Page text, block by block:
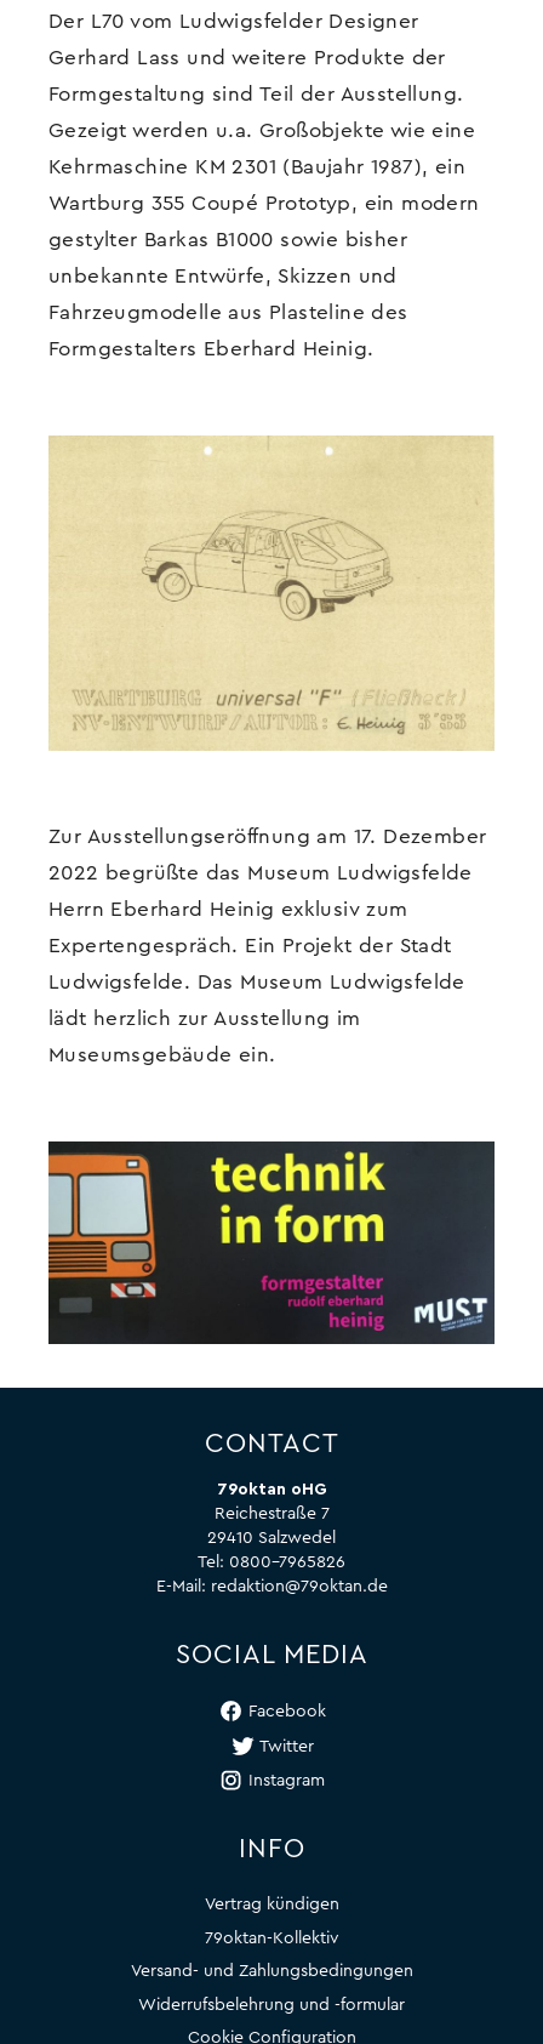
Der L70 vom Ludwigsfelder Designer
Gerhard Lass und weitere Produkte der
Formgestaltung sind Teil der Ausstellung.
Gezeigt werden u.a. Großobjekte wie eine
Kehrmaschine KM 2301 (Baujahr 1987), ein
Wartburg 355 Coupé Prototyp, ein modern
gestylter Barkas B1000 sowie bisher
unbekannte Entwürfe, Skizzen und
Fahrzeugmodelle aus Plasteline des
Formgestalters Eberhard Heinig.
Zur Ausstellungseröffnung am 17. Dezember
2022 begrüßte das Museum Ludwigsfelde
Herrn Eberhard Heinig exklusiv zum
Expertengespräch. Ein Projekt der Stadt
Ludwigsfelde. Das Museum Ludwigsfelde
lädt herzlich zur Ausstellung im
Museumsgebäude ein.
CONTACT
79oktan oHG
Reichestraße 7
29410 Salzwedel
Tel: 0800-7965826
E-Mail: redaktion@79oktan.de
SOCIAL MEDIA
Facebook
Twitter
Instagram
INFO
Vertrag kündigen
79oktan-Kollektiv
Versand- und Zahlungsbedingungen
Widerrufsbelehrung und -formular
Cookie Configuration